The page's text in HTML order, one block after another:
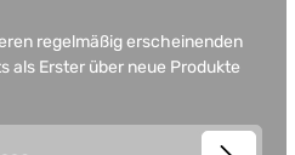
regelmäßig erscheinenden
als Erster über neue Produkte